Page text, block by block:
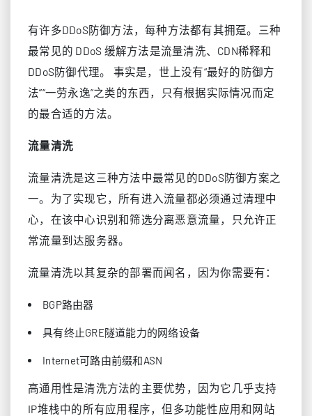
有许多DDoS防御方法，每种方法都有其拥趸。三种
最常见的 DDoS 缓解方法是流量清洗、CDN稀释和
DDoS防御代理。 事实是，世上没有“最好的防御方
法”“一劳永逸”之类的东西，只有根据实际情况而定
的最合适的方法。
流量清洗
流量清洗是这三种方法中最常见的DDoS防御方案之
一。为了实现它，所有进入流量都必须通过清理中
心，在该中心识别和筛选分离恶意流量，只允许正
常流量到达服务器。
流量清洗以其复杂的部署而闻名，因为你需要有：
BGP路由器
具有终止GRE隧道能力的网络设备
Internet可路由前缀和ASN
高通用性是清洗方法的主要优势，因为它几乎支持
IP堆栈中的所有应用程序，但多功能性应用和网站